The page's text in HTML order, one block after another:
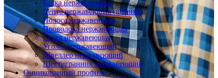
Балка нержавеющая
Лента нержавеющая (штрипс)
Полоса нержавеющая
Проволока нержавеющая
Сетка нержавеющая
Уголок нержавеющий
Швеллер нержавеющий
Шестигранник нержавеющий
Оцинкованный профиль